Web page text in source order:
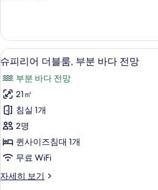
히
보
기
슈
피
리
어
더
블
룸,
부
분
4
슈피리어 더블룸, 부분 바다 전망
부분 바다 전망
21㎡
침실 1개
2명
퀸사이즈침대 1개
무료 WiFi
자세히 보기
슈